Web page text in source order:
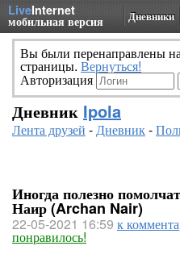
LiveInternet
мобильная версия Дневники
Вы были перенаправлены
страницы. Вернуться!
Авторизация
Дневник Ipola
Лента друзей -Дневник-
Иногда полезно
Наир (Archan Nair)
22-05-2021 16:59 к
понравилось!